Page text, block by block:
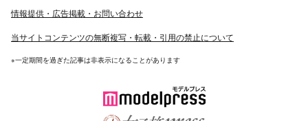
情報提供・広告掲載・お問い合わせ
当サイトコンテンツの無断複写・転載・引用の禁止について
※一定期間を過ぎた記事は非表示になることがあります